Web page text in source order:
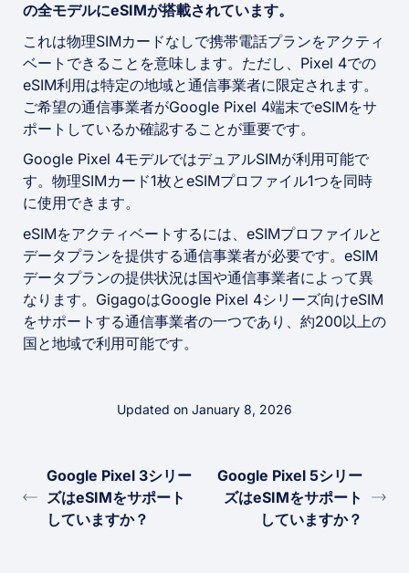
の全モデルにeSIMが搭載されています。
これは物理SIMカードなしで携帯電話プランをアクティ
ベートできることを意味します。ただし、Pixel 4での
eSIM利用は特定の地域と通信事業者に限定されます。
ご希望の通信事業者がGoogle Pixel 4端末でeSIMをサ
ポートしているか確認することが重要です。
Google Pixel 4モデルではデュアルSIMが利用可能で
す。物理SIMカード1枚とeSIMプロファイル1つを同時
に使用できます。
eSIMをアクティベートするには、eSIMプロファイルと
データプランを提供する通信事業者が必要です。eSIM
データプランの提供状況は国や通信事業者によって異
なります。GigagoはGoogle Pixel 4シリーズ向けeSIM
をサポートする通信事業者の一つであり、約200以上の
国と地域で利用可能です。
Updated on January 8, 2026
Google Pixel 3シリー
ズはeSIMをサポート
していますか？
Google Pixel 5シリー
ズはeSIMをサポート
していますか？